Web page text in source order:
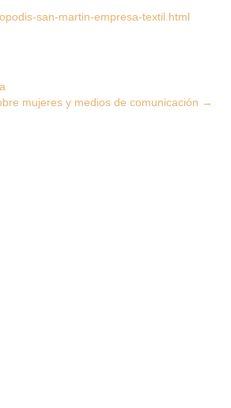
san-martin-empresa-textil.html
mujeres y medios de comunicación →